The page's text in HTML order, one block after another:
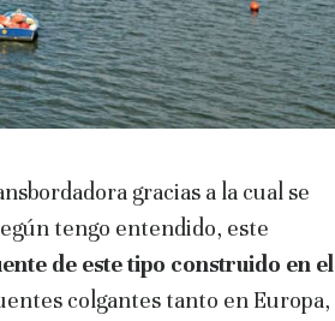
gracias a la cual se
tengo entendido, este
de este tipo construido en el
colgantes tanto en Europa,